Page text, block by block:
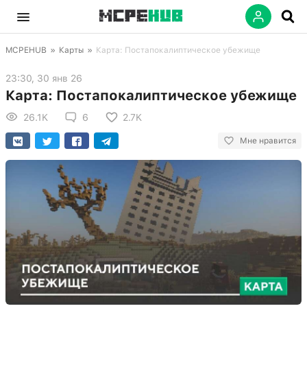
MCPEHUB » Карты » Карта: Постапокалиптическое убежище
23:30, 30 янв 26
Карта: Постапокалиптическое убежище
26.1K 6 2.7K
Мне нравится